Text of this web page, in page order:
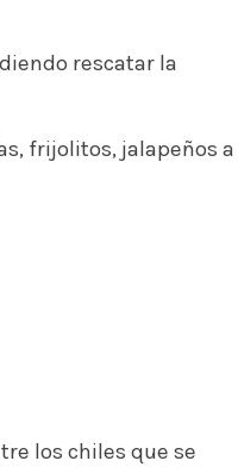
rescatar la
frijolitos, jalapeños a
los chiles que se